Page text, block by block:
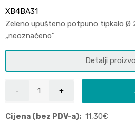
XB4BA31
Zeleno upušteno potpuno tipkalo Ø
„neoznačeno”
Detalji
Cijena (bez PDV-a): 11,30€